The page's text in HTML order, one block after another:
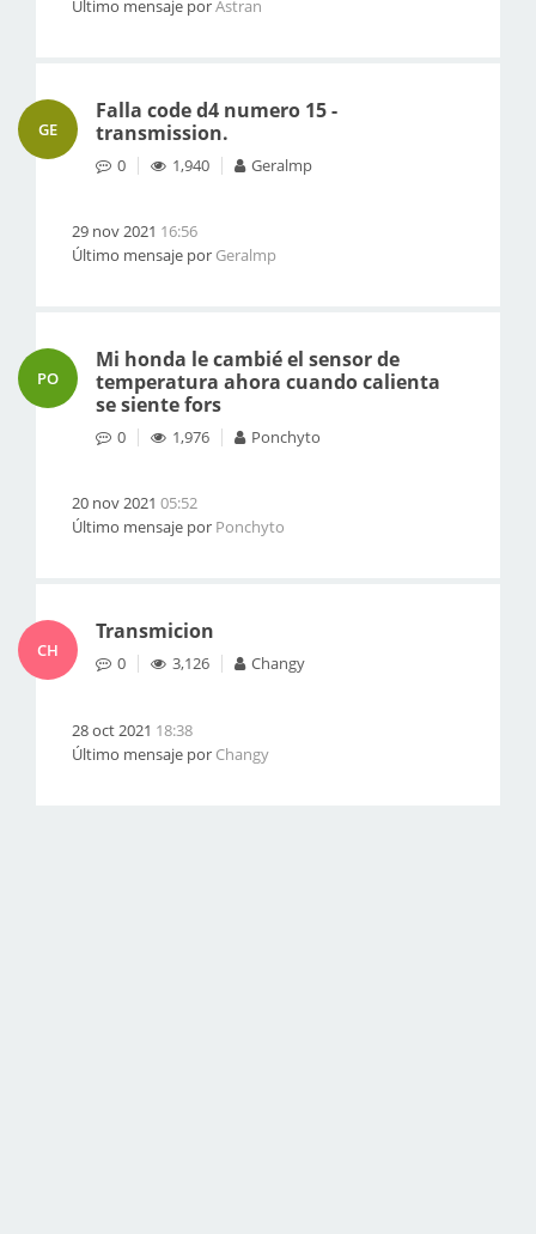
Último mensaje porAstran
GE
Falla code d4 numero 15 -
transmission.
0 1,940 Geralmp
29 nov 2021 16:56
Último mensaje por Geralmp
PO
Mi honda le cambié el sensor de
temperatura ahora cuando calienta
se siente fors
0 1,976 Ponchyto
20 nov 2021 05:52
Último mensaje por Ponchyto
CH
Transmicion
0 3,126 Changy
28 oct 2021 18:38
Último mensaje por Changy